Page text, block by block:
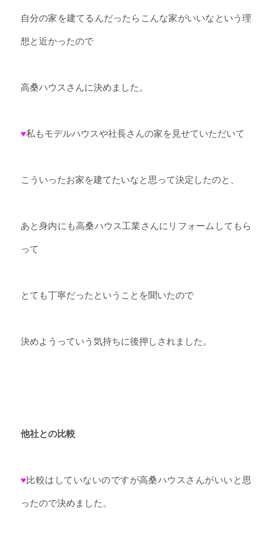
自分の家を建てるんだったらこんな家がいいなという理
想と近かったので
高桑ハウスさんに決めました。
♥私もモデルハウスや社長さんの家を見せていただいて
こういったお家を建てたいなと思って決定したのと、
あと身内にも高桑ハウス工業さんにリフォームしてもら
って
とても丁寧だったということを聞いたので
決めようっていう気持ちに後押しされました。
他社との比較
♥比較はしていないのですが高桑ハウスさんがいいと思
ったので決めました。